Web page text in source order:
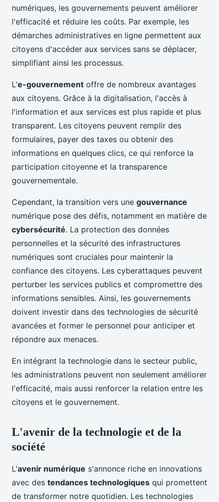
numériques, les gouvernements peuvent améliorer
l'efficacité et réduire les coûts. Par exemple, les
démarches administratives en ligne permettent aux
citoyens d'accéder aux services sans se déplacer,
simplifiant ainsi les processus.
L'e-gouvernement offre de nombreux avantages
aux citoyens. Grâce à la digitalisation, l'accès à
l'information et aux services est plus rapide et plus
transparent. Les citoyens peuvent remplir des
formulaires, payer des taxes ou obtenir des
informations en quelques clics, ce qui renforce la
participation citoyenne et la transparence
gouvernementale.
Cependant, la transition vers une gouvernance
numérique pose des défis, notamment en matière de
cybersécurité. La protection des données
personnelles et la sécurité des infrastructures
numériques sont cruciales pour maintenir la
confiance des citoyens. Les cyberattaques peuvent
perturber les services publics et compromettre des
informations sensibles. Ainsi, les gouvernements
doivent investir dans des technologies de sécurité
avancées et former le personnel pour anticiper et
répondre aux menaces.
En intégrant la technologie dans le secteur public,
les administrations peuvent non seulement améliorer
l'efficacité, mais aussi renforcer la relation entre les
citoyens et le gouvernement.
L'avenir de la technologie et de la
société
L'avenir numérique s'annonce riche en innovations
avec des tendances technologiques qui promettent
de transformer notre quotidien. Les technologies